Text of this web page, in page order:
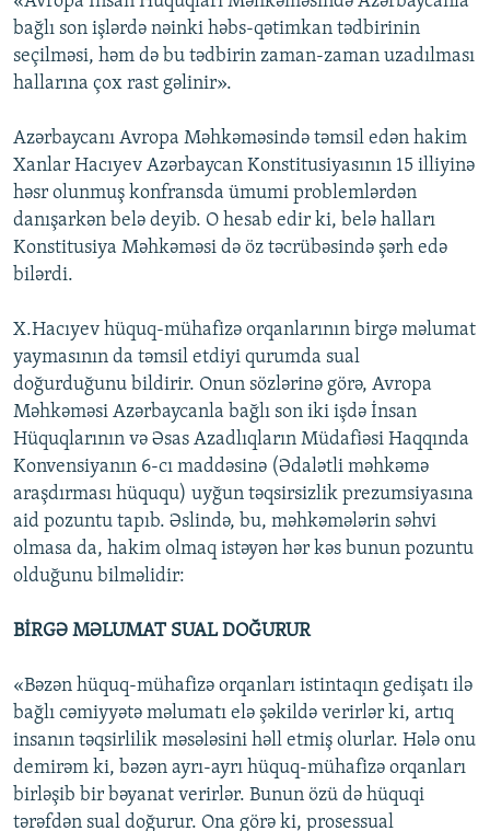
bağlı son işlərdə nəinki həbs-qətimkan tədbirinin
seçilməsi, həm də bu tədbirin zaman-zaman uzadılması
hallarına çox rast gəlinir».
Azərbaycanı Avropa Məhkəməsində təmsil edən hakim
Xanlar Hacıyev Azərbaycan Konstitusiyasının 15 illiyinə
həsr olunmuş konfransda ümumi problemlərdən
danışarkən belə deyib. O hesab edir ki, belə halları
Konstitusiya Məhkəməsi də öz təcrübəsində şərh edə
bilərdi.
X.Hacıyev hüquq-mühafizə orqanlarının birgə məlumat
yaymasının da təmsil etdiyi qurumda sual
doğurduğunu bildirir. Onun sözlərinə görə, Avropa
Məhkəməsi Azərbaycanla bağlı son iki işdə İnsan
Hüquqlarının və Əsas Azadlıqların Müdafiəsi Haqqında
Konvensiyanın 6-cı maddəsinə (Ədalətli məhkəmə
araşdırması hüququ) uyğun təqsirsizlik prezumsiyasına
aid pozuntu tapıb. Əslində, bu, məhkəmələrin səhvi
olmasa da, hakim olmaq istəyən hər kəs bunun pozuntu
olduğunu bilməlidir:
BİRGƏ MƏLUMAT SUAL DOĞURUR
«Bəzən hüquq-mühafizə orqanları istintaqın gedişatı ilə
bağlı cəmiyyətə məlumatı elə şəkildə verirlər ki, artıq
insanın təqsirlilik məsələsini həll etmiş olurlar. Hələ onu
demirəm ki, bəzən ayrı-ayrı hüquq-mühafizə orqanları
birləşib bir bəyanat verirlər. Bunun özü də hüquqi
tərəfdən sual doğurur. Ona görə ki, prosessual